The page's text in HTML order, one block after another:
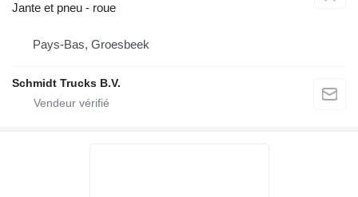
Jante et pneu - roue
Pays-Bas, Groesbeek
Schmidt Trucks B.V.